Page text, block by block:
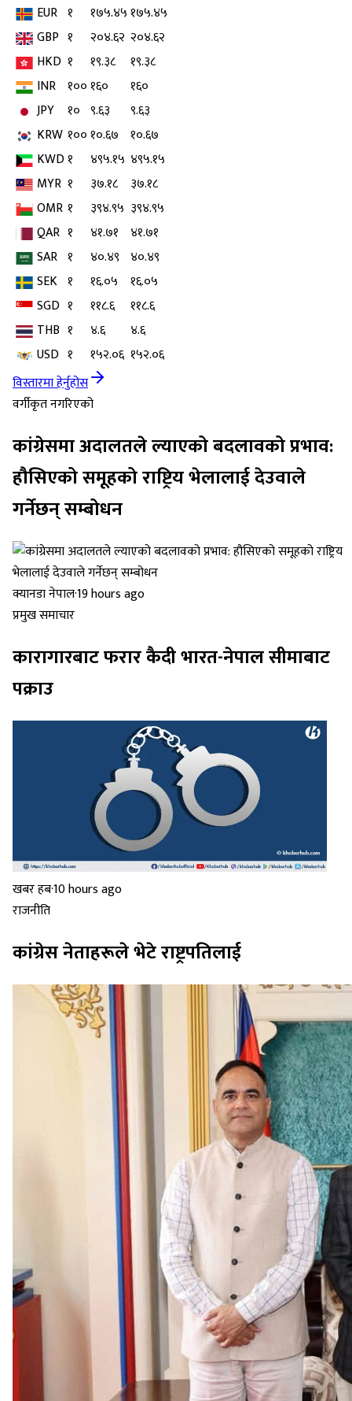
EUR १ १७५.४५१७५.४५
GBP १ २०४.६२ २०४.६२
HKD १ १९.३८
१९.३८
INR १००१६०
१६०
JPY
१० ९.६३
९.६३
KRW १००१०.६७ १०.६७
KWD१ ४९५.१५ ४९५.१५
MYR १ ३७.१८
३७.१८
OMR १ ३९४.९५ ३९४.९५
QAR १ ४१.७१
४१.७१
SAR १ ४०.४९ ४०.४९
SEK १ १६.०५
१६.०५
SGD १ ११८.६
११८.६
THB १ ४.६
४.६
USD १ १५२.०६ १५२.०६
विस्तारमा हेर्नुहोस
वर्गीकृत नगरिएको
कांग्रेसमा अदालतले ल्याएको बदलावको प्रभाव:
हौसिएको समूहको राष्ट्रिय भेलालाई देउवाले
गर्नेछन् सम्बोधन
क्यानडा नेपाल·19 hours ago
प्रमुख समाचार
कारागारबाट फरार कैदी भारत-नेपाल सीमाबाट
पक्राउ
खबर हब·10 hours ago
राजनीति
कांग्रेस नेताहरूले भेटे राष्ट्रपतिलाई